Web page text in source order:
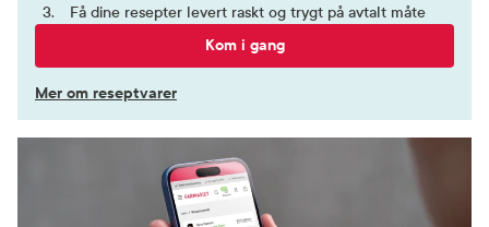
Få dine resepter levert raskt og trygt på avtalt måte
Kom i gang
Mer om reseptvarer